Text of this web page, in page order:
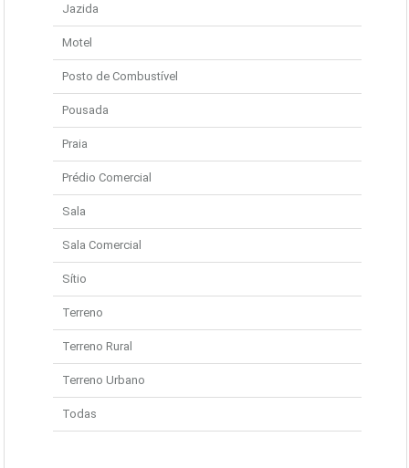
Jazida
Motel
Posto de Combustível
Pousada
Praia
Prédio Comercial
Sala
Sala Comercial
Sítio
Terreno
Terreno Rural
Terreno Urbano
Todas